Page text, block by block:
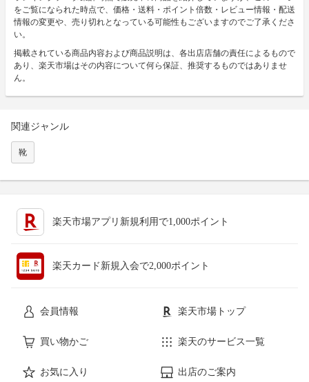
をご覧になられた時点で、価格・送料・ポイント倍数・レビュー情報・配送
情報の変更や、売り切れとなっている可能性もございますのでご了承くださ
い。
掲載されている商品内容および商品説明は、各出店店舗の責任によるもので
あり、楽天市場はその内容について何ら保証、推奨するものではありませ
ん。
関連ジャンル
靴
楽天市場アプリ新規利用で1,000ポイント
楽天カード新規入会で2,000ポイント
会員情報 楽天市場トップ
買い物かご 楽天のサービス一覧
お気に入り 出店のご案内